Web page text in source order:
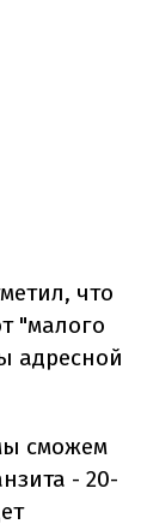
что
"малого
адресной
сможем
- 20-